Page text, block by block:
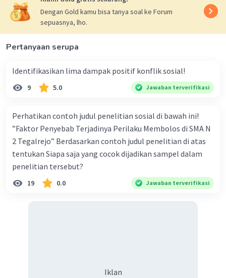
dalam kehidupan religius masyarakat tersebut.
Oleh karena itu, opsi yang tepat adalah:
c. regress
Dengan Gold kamu bisa tanya soal ke Forum
sepuasnya, lho.
Pertanyaan serupa
Identifikasikan lima dampak positif konflik sosial!
9 5.0 Jawaban terverifikasi
Perhatikan contoh judul penelitian sosial di bawah ini!
”Faktor Penyebab Terjadinya Perilaku Membolos di SMA N
2 Tegalrejo” Berdasarkan contoh judul penelitian di atas
tentukan Siapa saja yang cocok dijadikan sampel dalam
penelitian tersebut?
19 0.0 Jawaban terverifikasi
Iklan